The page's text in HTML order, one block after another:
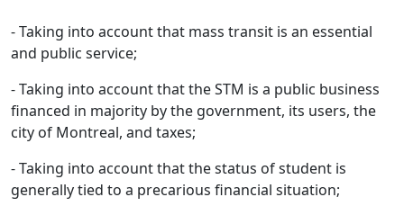
- Taking into account that mass transit is an essential
and public service;
- Taking into account that the STM is a public business
financed in majority by the government, its users, the
city of Montreal, and taxes;
- Taking into account that the status of student is
generally tied to a precarious financial situation;